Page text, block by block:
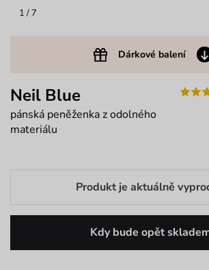
1 / 7
Dárkové balení
Neil Blue
pánská peněženka z odolného
materiálu
Produkt je aktuálně
Kdy bude opět